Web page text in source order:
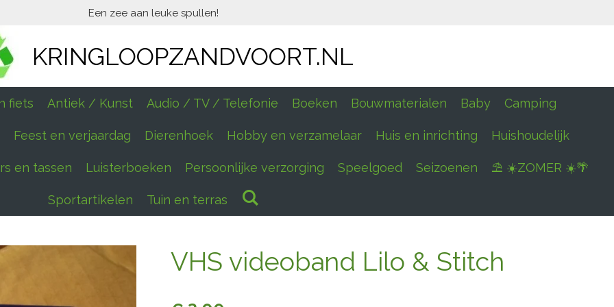
Een zee aan leuke spullen!
KRINGLOOPZANDVOORT.NL
fiets Antiek / Kunst Audio / TV / Telefonie Boeken Bouwmaterialen Baby Camping
Feest en verjaardag Dierenhoek Hobby en verzamelaar Huis en inrichting Huishoudelijk
en tassen Luisterboeken Persoonlijke verzorging Speelgoed Seizoenen ⛱ ☀️ZOMER ☀️🌴
Sportartikelen Tuin en terras
VHS videoband Lilo & Stitch